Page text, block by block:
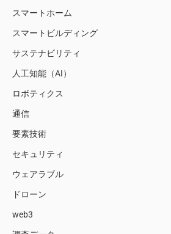
スマートホーム
スマートビルディング
サステナビリティ
人工知能（AI）
ロボティクス
通信
要素技術
セキュリティ
ウェアラブル
ドローン
web3